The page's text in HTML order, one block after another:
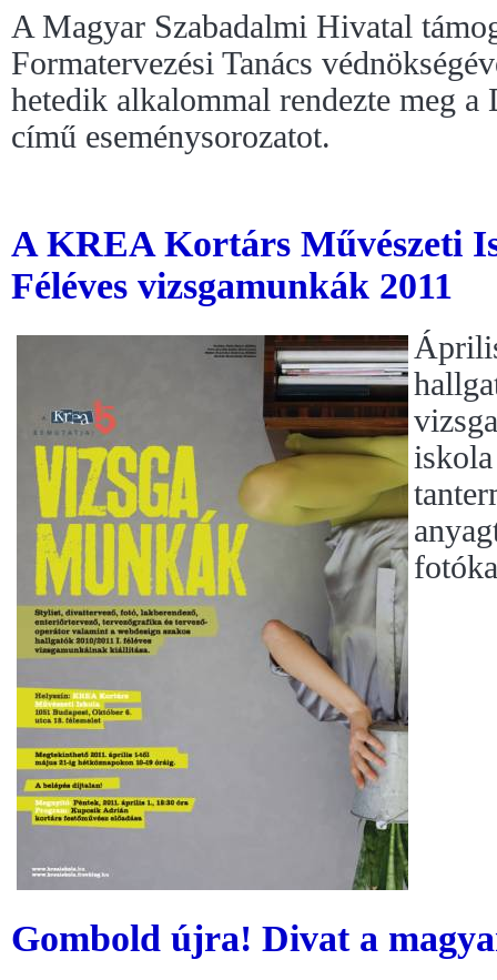
A Magyar Szabadalmi Hivatal
Formatervezési Tanács
hetedik alkalommal rendezte meg a
című eseménysorozatot.
A KREA Kortárs Művészeti
Féléves vizsgamunkák 2011
Gombold újra! Divat a